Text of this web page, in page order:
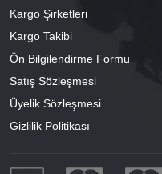
Kargo Şirketleri
Kargo Takibi
Ön Bilgilendirme Formu
Satış Sözleşmesi
Üyelik Sözleşmesi
Gizlilik Politikası